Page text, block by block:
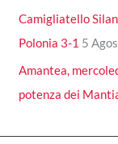
Camigliatello
Polonia 3-1 5
Amantea,
potenza dei